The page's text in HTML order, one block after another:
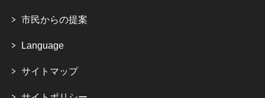
市民からの提案
Language
サイトマップ